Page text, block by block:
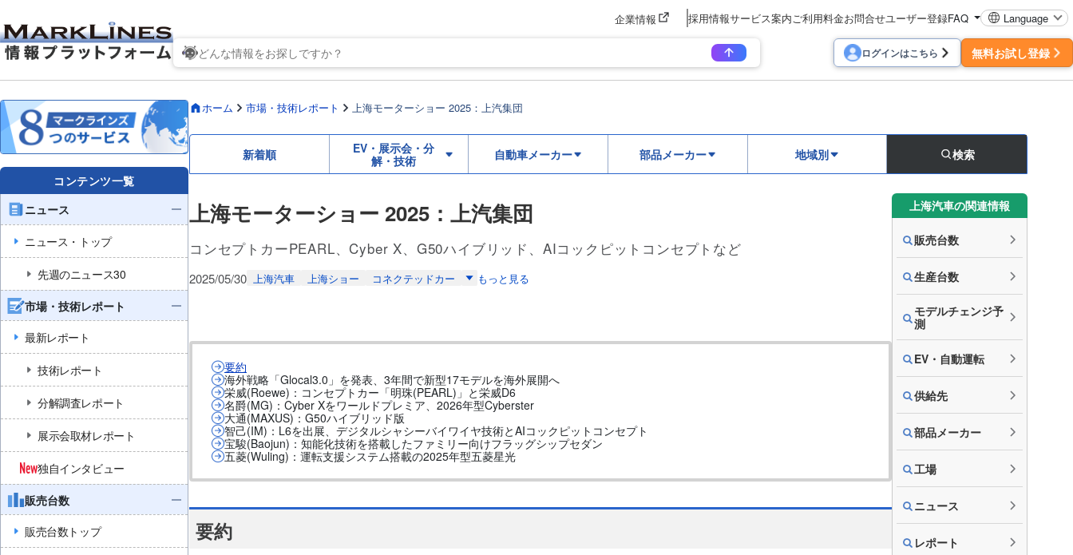
企業情報 採用情報サービス案内 ご利用料金お問合せユーザー登録FAQ Language
ログインはこちら 無料お試し登録
コンテンツ一覧
ニュース
ニュース・トップ
先週のニュース30
市場・技術レポート
最新レポート
技術レポート
分解調査レポート
展示会取材レポート
独自インタビュー
販売台数
販売台数トップ
ホーム 市場・技術レポート 上海モーターショー 2025：上汽集団
新着順
EV・展示会・分
解・技術
自動車メーカー 部品メーカー 地域別 検索
上海モーターショー 2025：上汽集団
コンセプトカーPEARL、Cyber X、G50ハイブリッド、AIコックピットコンセプトなど
2025/05/30 上海汽車 上海ショー コネクテッドカー もっと見る
要約
海外戦略「Glocal3.0」を発表、3年間で新型17モデルを海外展開へ
栄威(Roewe)：コンセプトカー「明珠(PEARL)」と栄威D6
名爵(MG)：Cyber Xをワールドプレミア、2026年型Cyberster
大通(MAXUS)：G50ハイブリッド版
智己(IM)：L6を出展、デジタルシャシーバイワイヤ技術とAIコックピットコンセプト
宝駿(Baojun)：知能化技術を搭載したファミリー向けフラッグシップセダン
五菱(Wuling)：運転支援システム搭載の2025年型五菱星光
要約
上海汽車の関連情報
販売台数
生産台数
モデルチェンジ予
測
EV・自動運転
供給先
部品メーカー
工場
ニュース
レポート